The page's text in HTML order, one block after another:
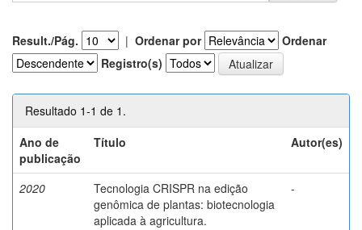
Result./Pág. | Ordenar por
Ordenar
Registro(s)
Resultado 1-1 de 1.
Ano de
publicação
Título Autor(es)
2020
Tecnologia CRISPR na edição
genômica de plantas: biotecnologia
aplicada à agricultura.
-